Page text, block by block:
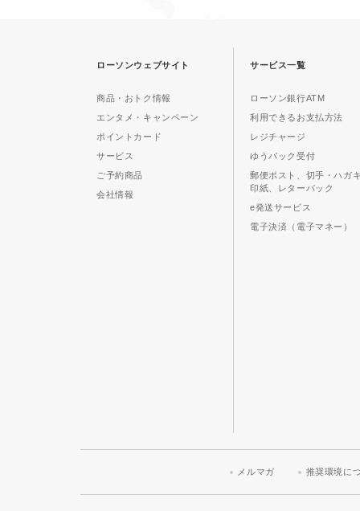
ローソンウェブサイト
商品・おトク情報
エンタメ・キャンペーン
ポイントカード
サービス
ご予約商品
会社情報
サービス一覧
ローソン銀行ATM
利用できるお支払方法
レジチャージ
ゆうパック受付
郵便ポスト、切手・ハガ
印紙、レターパック
e発送サービス
電子決済（電子マネー）
メルマガ 推奨環境に